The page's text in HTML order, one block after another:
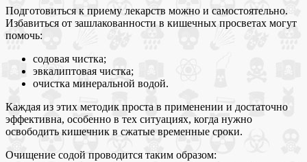
Подготовиться к приему лекарств можно и самостоятельно.
Избавиться от зашлакованности в кишечных просветах могут
помочь:
содовая чистка;
эвкалиптовая чистка;
очистка минеральной водой.
Каждая из этих методик проста в применении и достаточно
эффективна, особенно в тех ситуациях, когда нужно
освободить кишечник в сжатые временные сроки.
Очищение содой проводится таким образом: